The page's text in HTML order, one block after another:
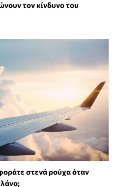
τον κίνδυνο του
στενά ρούχα όταν